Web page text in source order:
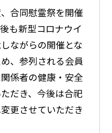
合同慰霊祭を開催
も新型コロナウイ
ながらの開催とな
、参列される会員
係者の健康・安全
だき、今後は合祀
更させていただき